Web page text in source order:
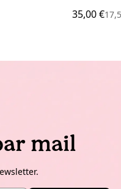
35,00 €
mail